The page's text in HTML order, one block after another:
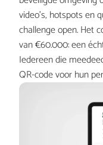
video’s, hotspots en
challenge open. Het
van €60.000: een
Iedereen die
QR-code voor hun